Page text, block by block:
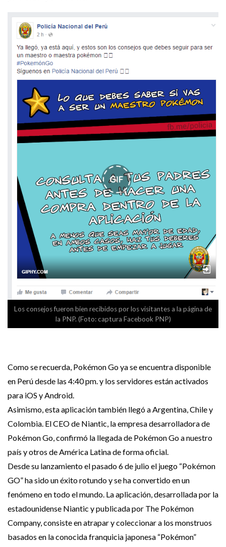
Los consejos fueron bien recibidos por los visitantes a la página de
la PNP. (Foto: captura Facebook PNP)
Como se recuerda, Pokémon Go ya se encuentra disponible
en Perú desde las 4:40 pm. y los servidores están activados
para iOS y Android.
Asimismo, esta aplicación también llegó a Argentina, Chile y
Colombia. El CEO de Niantic, la empresa desarrolladora de
Pokémon Go, confirmó la llegada de Pokémon Go a nuestro
país y otros de América Latina de forma oficial.
Desde su lanzamiento el pasado 6 de julio el juego “Pokémon
GO” ha sido un éxito rotundo y se ha convertido en un
fenómeno en todo el mundo. La aplicación, desarrollada por la
estadounidense Niantic y publicada por The Pokémon
Company, consiste en atrapar y coleccionar a los monstruos
basados en la conocida franquicia japonesa “Pokémon”